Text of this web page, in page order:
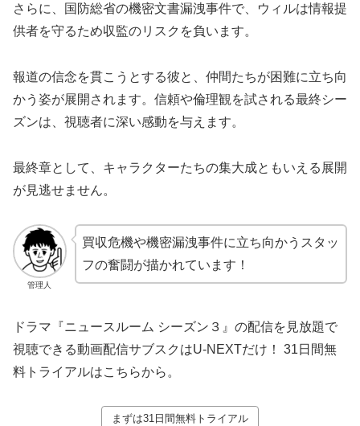
さらに、国防総省の機密文書漏洩事件で、ウィルは情報提
供者を守るため収監のリスクを負います。
報道の信念を貫こうとする彼と、仲間たちが困難に立ち向
かう姿が展開されます。信頼や倫理観を試される最終シー
ズンは、視聴者に深い感動を与えます。
最終章として、キャラクターたちの集大成ともいえる展開
が見逃せません。
管理人
買収危機や機密漏洩事件に立ち向かうスタッ
フの奮闘が描かれています！
ドラマ『ニュースルーム シーズン３』の配信を見放題で
視聴できる動画配信サブスクはU-NEXTだけ！ 31日間無
料トライアルはこちらから。
まずは31日間無料トライアル